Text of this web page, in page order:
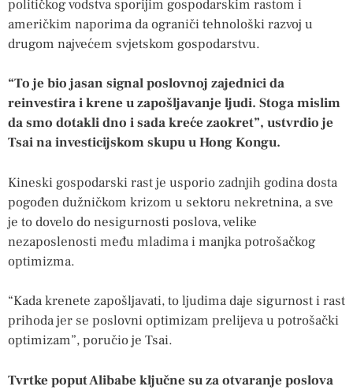
političkog vodstva sporijim gospodarskim rastom i
američkim naporima da ograniči tehnološki razvoj u
drugom najvećem svjetskom gospodarstvu.
“To je bio jasan signal poslovnoj zajednici da
reinvestira i krene u zapošljavanje ljudi. Stoga mislim
da smo dotakli dno i sada kreće zaokret”, ustvrdio je
Tsai na investicijskom skupu u Hong Kongu.
Kineski gospodarski rast je usporio zadnjih godina dosta
pogođen dužničkom krizom u sektoru nekretnina, a sve
je to dovelo do nesigurnosti poslova, velike
nezaposlenosti među mladima i manjka potrošačkog
optimizma.
“Kada krenete zapošljavati, to ljudima daje sigurnost i rast
prihoda jer se poslovni optimizam prelijeva u potrošački
optimizam”, poručio je Tsai.
Tvrtke poput Alibabe ključne su za otvaranje poslova